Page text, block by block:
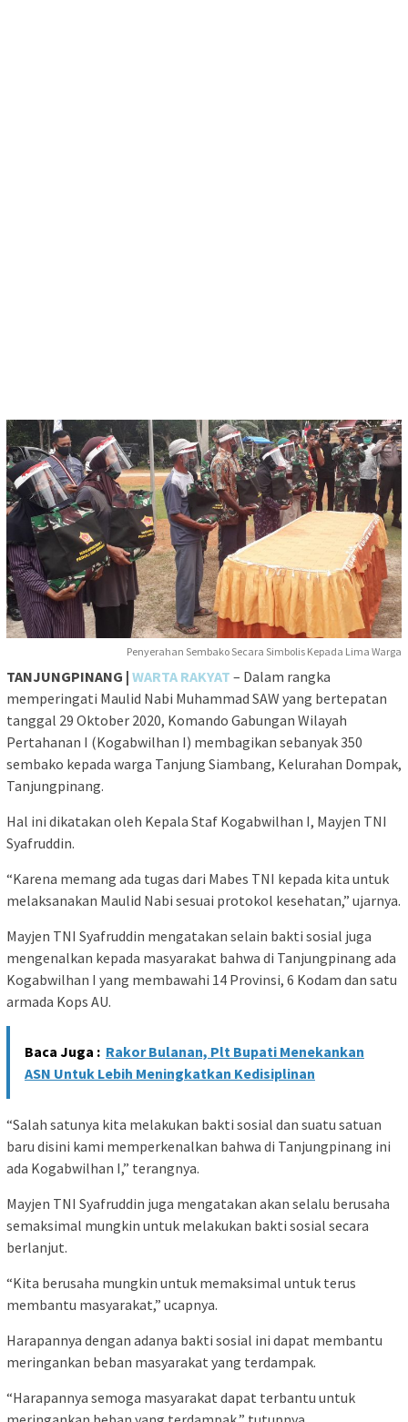
Penyerahan Sembako Secara Simbolis Kepada Lima Warga
TANJUNGPINANG | WARTA RAKYAT – Dalam rangka
memperingati Maulid Nabi Muhammad SAW yang bertepatan
tanggal 29 Oktober 2020, Komando Gabungan Wilayah
Pertahanan I (Kogabwilhan I) membagikan sebanyak 350
sembako kepada warga Tanjung Siambang, Kelurahan Dompak,
Tanjungpinang.
Hal ini dikatakan oleh Kepala Staf Kogabwilhan I, Mayjen TNI
Syafruddin.
“Karena memang ada tugas dari Mabes TNI kepada kita untuk
melaksanakan Maulid Nabi sesuai protokol kesehatan,” ujarnya.
Mayjen TNI Syafruddin mengatakan selain bakti sosial juga
mengenalkan kepada masyarakat bahwa di Tanjungpinang ada
Kogabwilhan I yang membawahi 14 Provinsi, 6 Kodam dan satu
armada Kops AU.
Baca Juga : Rakor Bulanan, Plt Bupati Menekankan
ASN Untuk Lebih Meningkatkan Kedisiplinan
“Salah satunya kita melakukan bakti sosial dan suatu satuan
baru disini kami memperkenalkan bahwa di Tanjungpinang ini
ada Kogabwilhan I,” terangnya.
Mayjen TNI Syafruddin juga mengatakan akan selalu berusaha
semaksimal mungkin untuk melakukan bakti sosial secara
berlanjut.
“Kita berusaha mungkin untuk memaksimal untuk terus
membantu masyarakat,” ucapnya.
Harapannya dengan adanya bakti sosial ini dapat membantu
meringankan beban masyarakat yang terdampak.
“Harapannya semoga masyarakat dapat terbantu untuk